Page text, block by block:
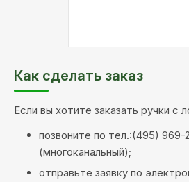
Как сделать заказ
Если вы хотите заказать ручки с
позвоните по тел.:(495) 969-
(многоканальный);
отправьте заявку по